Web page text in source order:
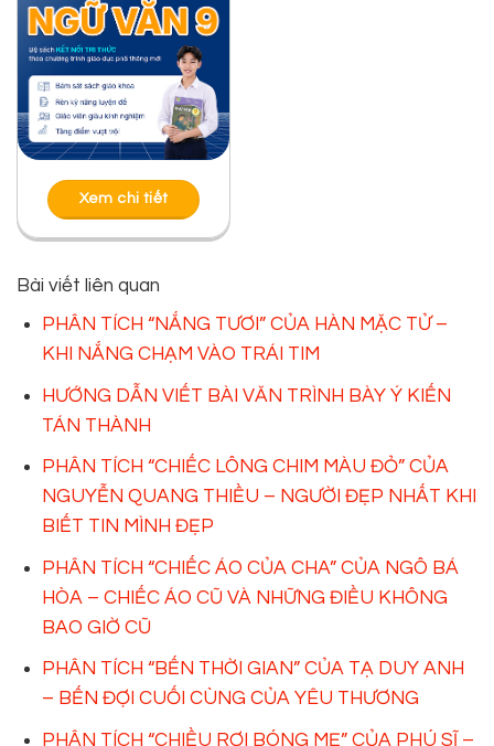
– BẾN ĐỢI CUỐI CÙNG CỦA YÊU THƯƠNG
PHÂN TÍCH “CHIỀU RƠI BÓNG MẸ” CỦA PHÚ SĨ –
DƯ ÂM CỦA NHỮNG YÊU THƯƠNG MUỘN MÀNG